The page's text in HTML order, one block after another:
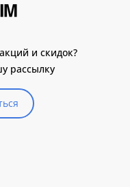
и скидок?
рассылку